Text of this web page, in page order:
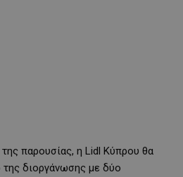
παρουσίας, η Lidl Κύπρου θα
της διοργάνωσης με δύο